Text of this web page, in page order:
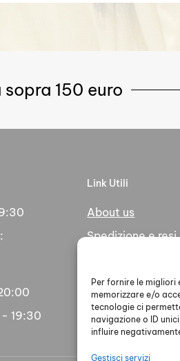
Per fornire le migliori
memorizzare e/o
tecnologie ci
navigazione o ID
influire
Gestisci servizi
150 euro
:
19:30
Link Utili
About us
Spedizione e resi
Social